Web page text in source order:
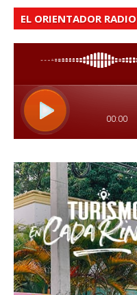
EL ORIENTADOR RADIO